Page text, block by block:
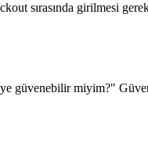
sırasında girilmesi
güvenebilir miyim?"